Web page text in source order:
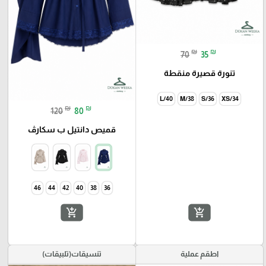
70 ₪ 35 ₪
تنورة قصيرة منقطة
34/XS
add_shopping_cart
120 ₪ 80 ₪
قميص دانتيل ب سكارڤ
36
38
40
42
44
46
add_shopping_cart
اطقم عملية تنسيقات(تلبيقات)